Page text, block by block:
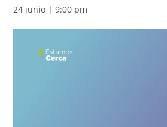
24 junio | 9:00 pm